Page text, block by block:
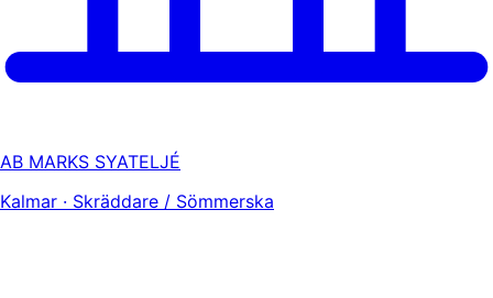
AB MARKS SYATELJÉ
Kalmar · Skräddare / Sömmerska